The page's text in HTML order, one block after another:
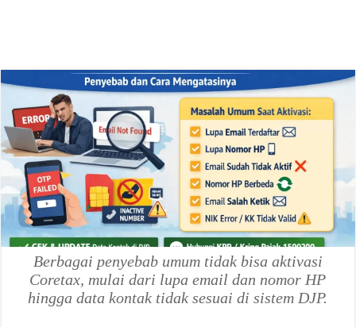
Berbagai penyebab umum tidak bisa aktivasi
Coretax, mulai dari lupa email dan nomor HP
hingga data kontak tidak sesuai di sistem DJP.